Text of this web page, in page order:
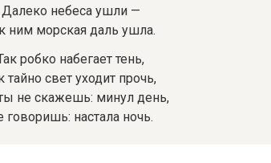
Далеко небеса ушли —
ним морская даль ушла.
робко набегает тень,
тайно свет уходит прочь,
не скажешь: минул день,
говоришь: настала ночь.